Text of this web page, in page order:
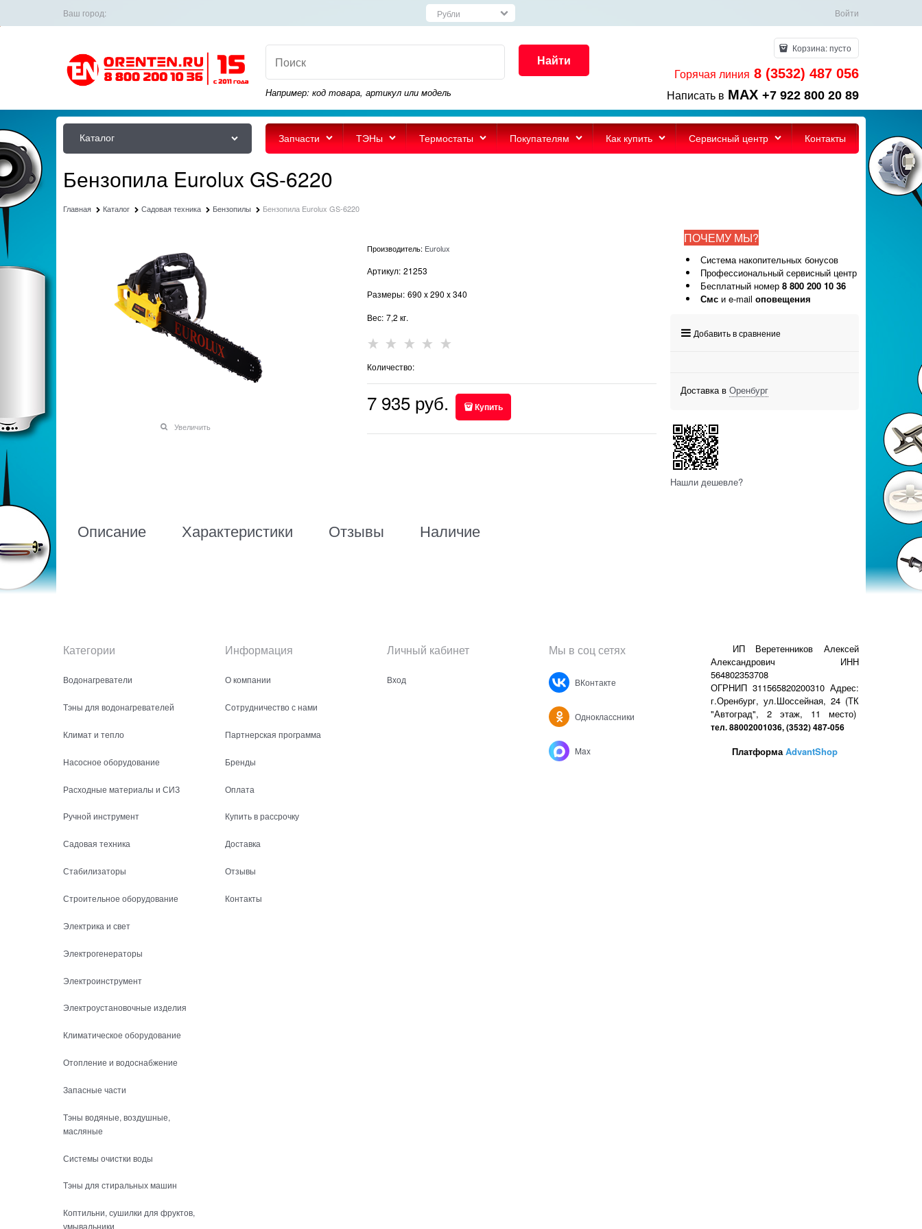
Ваш город: Войти
Найти
Например: код товара, артикул или модель
Корзина:пусто
Горячая линия 8 (3532) 487 056
Написать в MAX +7 922 800 20 89
Каталог Запчасти ТЭНы Термостаты Покупателям Как купить Сервисный центр Контакты
Бензопила Eurolux GS-6220
Главная Каталог Садовая техника Бензопилы Бензопила Eurolux GS-6220
Увеличить
Производитель: Eurolux
Артикул: 21253
Размеры: 690 x290 x340
Вес: 7,2 кг.
Количество:
7 935 руб. Купить
Описание Характеристики Отзывы Наличие
ПОЧЕМУ МЫ?
Система накопительных бонусов
Профессиональный сервисный центр
Бесплатный номер 8 800 200 10 36
Смс и e-mail оповещения
Добавить в сравнение
Доставка в Оренбург
Нашли дешевле?
Категории
Водонагреватели
Тэны для водонагревателей
Климат и тепло
Насосное оборудование
Расходные материалы и СИЗ
Ручной инструмент
Садовая техника
Стабилизаторы
Строительное оборудование
Электрика и свет
Электрогенераторы
Электроинструмент
Электроустановочные изделия
Климатическое оборудование
Отопление и водоснабжение
Запасные части
Тэны водяные, воздушные,
масляные
Системы очистки воды
Тэны для стиральных машин
Коптильни, сушилки для фруктов,
умывальники
Информация
О компании
Сотрудничество с нами
Партнерская программа
Бренды
Оплата
Купить в рассрочку
Доставка
Отзывы
Контакты
Личный кабинет
Вход
Мы в соц сетях
ВКонтакте
Одноклассники
Max
ИП Веретенников Алексей
Александрович ИНН
564802353708
ОГРНИП 311565820200310 Адрес:
г.Оренбург, ул.Шоссейная, 24 (ТК
"Автоград", 2 этаж, 11 место)
тел. 88002001036, (3532) 487-056
ПлатформаAdvantShop